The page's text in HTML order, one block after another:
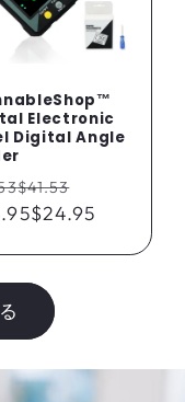
Electronic
Digital Angle
$41.53
ー
$24.95